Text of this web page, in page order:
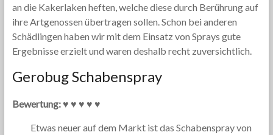
an die Kakerlaken heften, welche diese durch Berührung auf
ihre Artgenossen übertragen sollen. Schon bei anderen
Schädlingen haben wir mit dem Einsatz von Sprays gute
Ergebnisse erzielt und waren deshalb recht zuversichtlich.
Gerobug Schabenspray
Bewertung: ♥ ♥ ♥ ♥ ♥
Etwas neuer auf dem Markt ist das Schabenspray von